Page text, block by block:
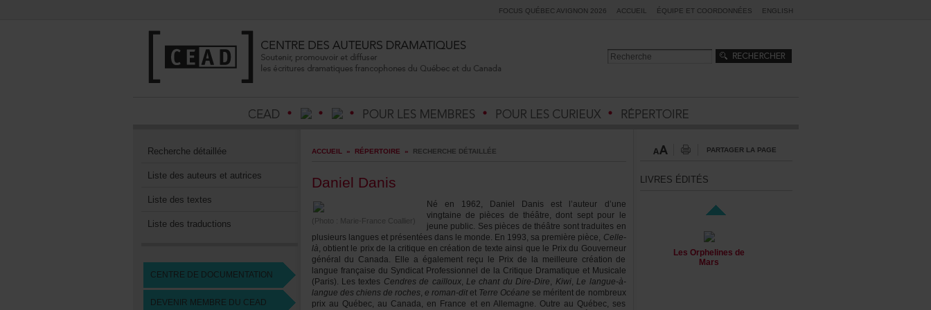
FOCUSQUÉBECAVIGNON2026 ACCUEIL ÉQUIPEETCOORDONNÉES ENGLISH
Recherchedétaillée
Listedesauteursetautrices
Listedestextes
Listedestraductions
CENTREDEDOCUMENTATION
DEVENIRMEMBREDUCEAD
ACCUEIL » RÉPERTOIRE » RECHERCHEDÉTAILLÉE
DanielDanis
(Photo:Marie-FranceCoallier)
Néen1962,Daniel Danis estl’auteurd’une
vingtainedepiècesdethéâtre,dontseptpourle
jeunepublic.Sespiècesdethéâtresonttraduitesen
plusieurslanguesetprésentéesdanslemonde.En1993,sapremièrepièce, Celle-
là,obtientleprixdelacritiqueencréationdetexteainsiquelePrixduGouverneur
généralduCanada.ElleaégalementreçulePrixdelameilleurecréationde
languefrançaiseduSyndicatProfessionneldelaCritiqueDramatiqueetMusicale
(Paris).Lestextes Cendresdecailloux,LechantduDire-Dire, Kiwi,Lelangue-à-
languedeschiensderoches, eroman-ditet TerreOcéane seméritentdenombreux
prixauQuébec,auCanada,enFranceetenAllemagne.OutreauQuébec,ses
PARTAGERLAPAGE
LIVRESÉDITÉS
LesOrphelinesde
Mars